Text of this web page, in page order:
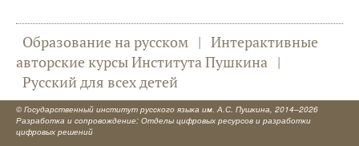
Образование на русском | Интерактивные
авторские курсы Института Пушкина |
Русский для всех детей
© Государственный институт русского языка им. А.С. Пушкина, 2014–2026
Разработка и сопровождение: Отделы цифровых ресурсов и разработки
цифровых решений